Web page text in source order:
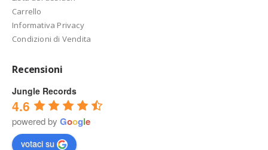
Carrello
Informativa Privacy
Condizioni di Vendita
Recensioni
Jungle Records
4.6
powered by Google
votaci su